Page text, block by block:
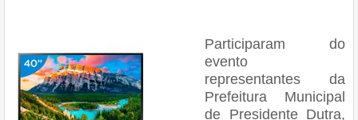
Participaram do
evento
representantes da
Prefeitura Municipal
de Presidente Dutra,